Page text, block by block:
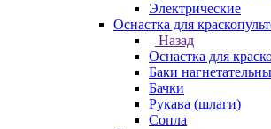
Электрические
Оснастка для
Назад
Оснастка для
Баки
Бачки
Рукава (шлаги)
Сопла